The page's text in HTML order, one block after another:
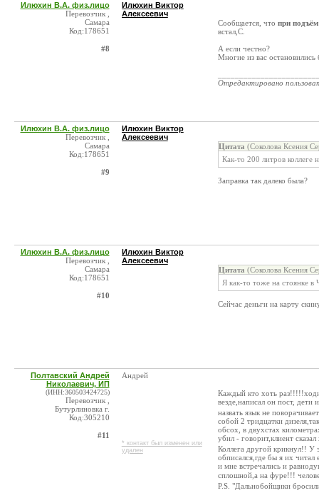
Илюхин В.А. физ.лицо
Перевозчик ,
Самара
Код:178651
#8
Илюхин Виктор
Алексеевич
Сообщается, что при
встал,С.
А если честно?
Многие из вас
Отредактировано
Илюхин В.А. физ.лицо
Перевозчик ,
Самара
Код:178651
#9
Илюхин Виктор
Алексеевич
Цитата (Соколова Ксения
Как-то 200 литров коллеге
Заправка так далеко была?
Илюхин В.А. физ.лицо
Перевозчик ,
Самара
Код:178651
#10
Илюхин Виктор
Алексеевич
Цитата (Соколова Ксения
Я как-то тоже на стоянке в
Сейчас деньги на карту
Полтавский Андрей
Николаевич, ИП
(ИНН:360503424725)
Перевозчик ,
Бутурлиновка г.
Код:305210
#11
Андрей
* контакт был изменен или
удален
Каждый кто хоть
везде,написал он пост, дети
назвать язык не
собой 2 тридцатки
обсох, в двухстах
убил - говорит,клиент
Коллега другой крикнул!! У
обписался,где бы я их читал
и мне встречались и
сплошной,а на фуре!!!
Р.S. "Дальнобойщики